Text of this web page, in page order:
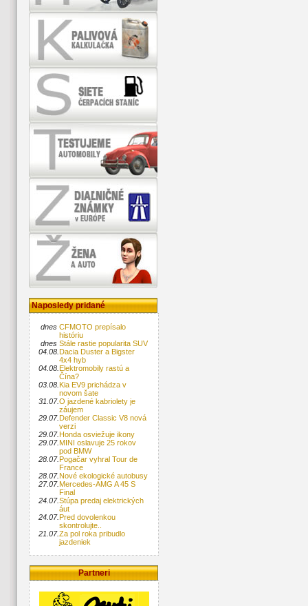
Naposledy pridané
dnes CFMOTO prepísalo
históriu
dnes Stále rastie popularita SUV
04.08.Dacia Duster a Bigster
4x4 hyb
04.08.Elektromobily rastú a
Čína?
03.08.Kia EV9 prichádza v
novom šate
31.07.O jazdené kabriolety je
záujem
29.07.Defender Classic V8 nová
verzi
29.07.Honda osviežuje ikony
29.07.MINI oslavuje 25 rokov
pod BMW
28.07.Pogačar vyhral Tour de
France
28.07.Nové ekologické autobusy
27.07.Mercedes-AMG A 45 S
Final
24.07.Stúpa predaj elektrických
áut
24.07.Pred dovolenkou
skontrolujte..
21.07.Za pol roka pribudlo
jazdeniek
Partneri